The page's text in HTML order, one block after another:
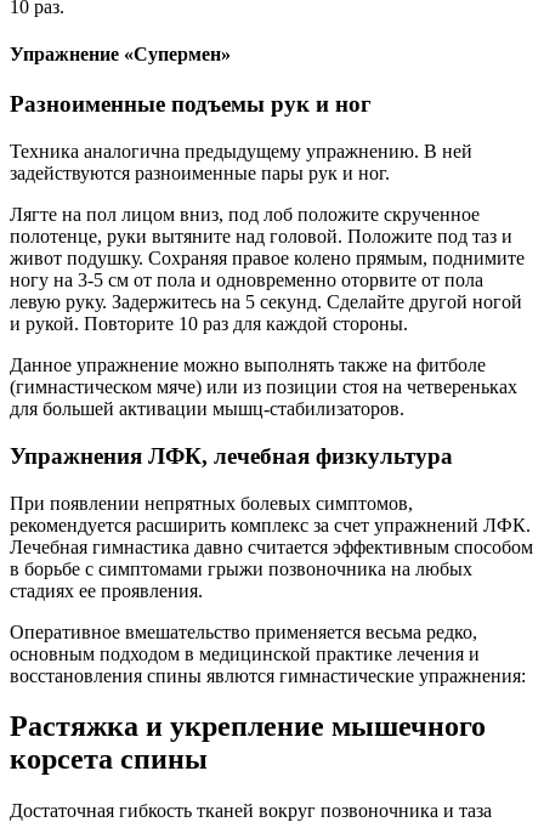
10 раз.
Упражнение «Супермен»
Разноименные подъемы рук и ног
Техника аналогична предыдущему упражнению. В ней
задействуются разноименные пары рук и ног.
Лягте на пол лицом вниз, под лоб положите скрученное
полотенце, руки вытяните над головой. Положите под таз и
живот подушку. Сохраняя правое колено прямым, поднимите
ногу на 3-5 см от пола и одновременно оторвите от пола
левую руку. Задержитесь на 5 секунд. Сделайте другой ногой
и рукой. Повторите 10 раз для каждой стороны.
Данное упражнение можно выполнять также на фитболе
(гимнастическом мяче) или из позиции стоя на четвереньках
для большей активации мышц-стабилизаторов.
Упражнения ЛФК, лечебная физкультура
При появлении непрятных болевых симптомов,
рекомендуется расширить комплекс за счет упражнений ЛФК.
Лечебная гимнастика давно считается эффективным способом
в борьбе с симптомами грыжи позвоночника на любых
стадиях ее проявления.
Оперативное вмешательство применяется весьма редко,
основным подходом в медицинской практике лечения и
восстановления спины явлются гимнастические упражнения:
Растяжка и укрепление мышечного
корсета спины
Достаточная гибкость тканей вокруг позвоночника и таза